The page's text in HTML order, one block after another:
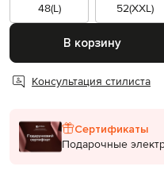
48(L)
52(XXL)
В корзину
Консультация стилиста
Сертификаты
Подарочные